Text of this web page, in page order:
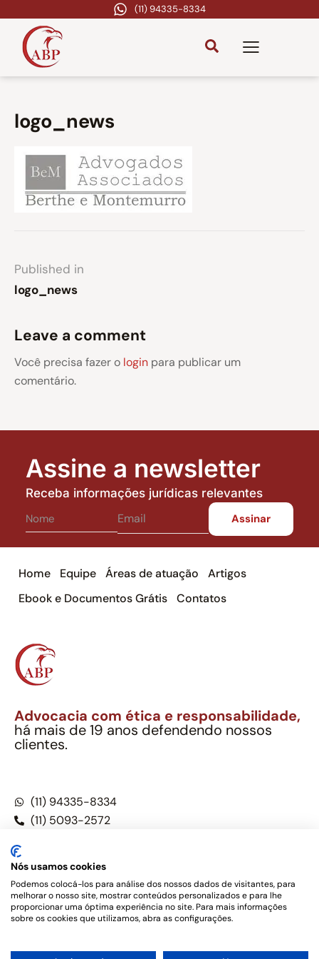
(11) 94335-8334
logo_news
Published in
logo_news
Leave a comment
Você precisa fazer o login para publicar um
comentário.
Assine a newsletter
Receba informações jurídicas relevantes
Home Equipe Áreas de atuação
Artigos
Ebook e Documentos Grátis
Contatos
Advocacia com ética e responsabilidade,
há mais de 19 anos defendendo nossos
clientes.
(11) 94335-8334
(11) 5093-2572
Este site não é um produto Meta Platforms, Inc., Google LLC,
tampouco oferece serviços públicos oficiais. Somos um
Nós usamos cookies
Podemos colocá-los para análise dos nossos dados de visitantes, para
melhorar o nosso site, mostrar conteúdos personalizados e para lhe
proporcionar uma óptima experiência no site. Para mais informações
sobre os cookies que utilizamos, abra as configurações.